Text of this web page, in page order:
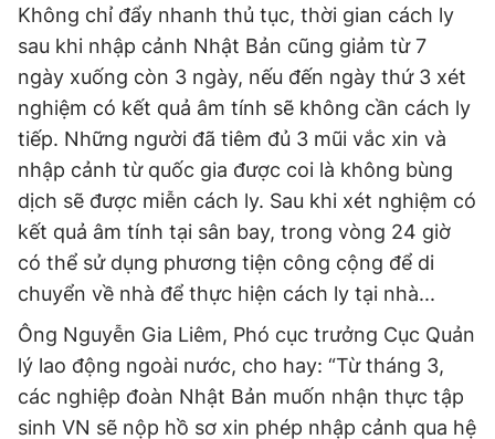
Không chỉ đẩy nhanh thủ tục, thời gian cách ly
sau khi nhập cảnh Nhật Bản cũng giảm từ 7
ngày xuống còn 3 ngày, nếu đến ngày thứ 3 xét
nghiệm có kết quả âm tính sẽ không cần cách ly
tiếp. Những người đã tiêm đủ 3 mũi vắc xin và
nhập cảnh từ quốc gia được coi là không bùng
dịch sẽ được miễn cách ly. Sau khi xét nghiệm có
kết quả âm tính tại sân bay, trong vòng 24 giờ
có thể sử dụng phương tiện công cộng để di
chuyển về nhà để thực hiện cách ly tại nhà...
Ông Nguyễn Gia Liêm, Phó cục trưởng Cục Quản
lý lao động ngoài nước, cho hay: “Từ tháng 3,
các nghiệp đoàn Nhật Bản muốn nhận thực tập
sinh VN sẽ nộp hồ sơ xin phép nhập cảnh qua hệ